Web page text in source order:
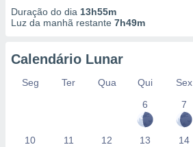
Duração do dia 13h55m
Luz da manhã restante 7h49m
Calendário Lunar
Seg Ter Qua Qui Sex
6
7
10 11 12 13 14